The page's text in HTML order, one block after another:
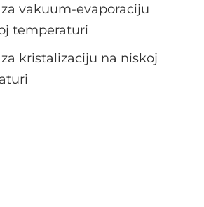
vakuum-evaporaciju
temperaturi
kristalizaciju na niskoj